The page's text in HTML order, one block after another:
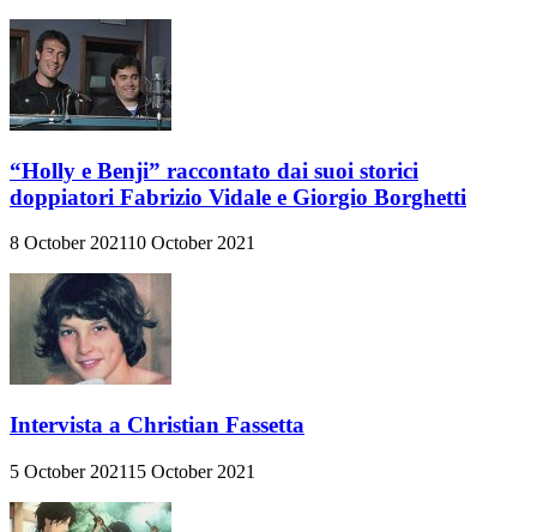
“Holly e Benji” raccontato dai suoi storici
doppiatori Fabrizio Vidale e Giorgio Borghetti
8 October 202110 October 2021
Intervista a Christian Fassetta
5 October 202115 October 2021